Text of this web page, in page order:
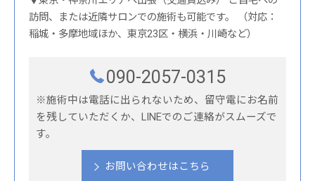
訪問、または近隣サロンでの施術も可能です。 （対応：
稲城・多摩地域ほか、東京23区・横浜・川崎など）
090-2057-0315
※施術中は電話に出られないため、留守電にお名前
を残していただくか、LINEでのご連絡がスムーズで
す。
お問い合わせはこちら